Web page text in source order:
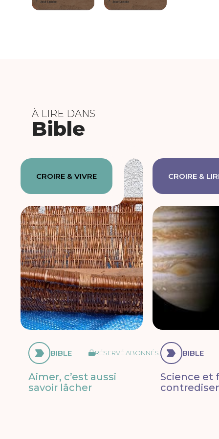
À LIRE DANS
Bible
CROIRE & VIVRE
BIBLE RÉSERVÉ ABONNÉS
Aimer, c’est aussi
savoir lâcher
CROIRE &
BIBLE
Science et